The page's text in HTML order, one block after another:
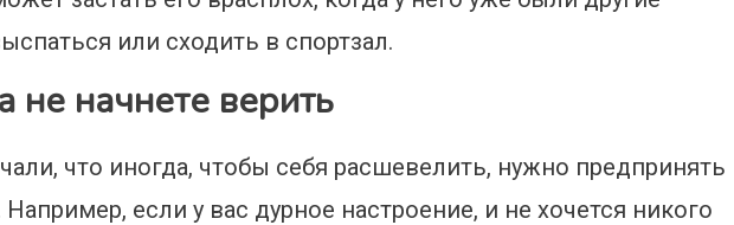
или сходить в спортзал.
не начнете верить
что иногда, чтобы себя расшевелить, нужно предпринять
если у вас дурное настроение, и не хочется никого